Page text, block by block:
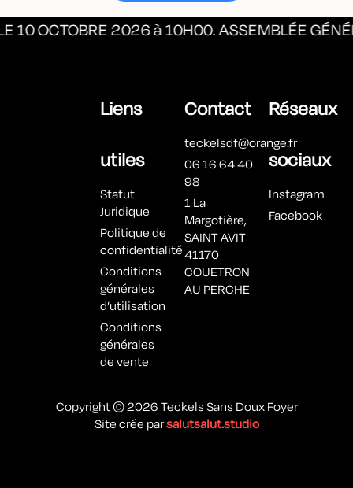
10 OCTOBRE 2026 à 10H00. ASSEMBLÉE
Liens
utiles
Statut
Juridique
Politique de
confidentialité
Conditions
générales
d’utilisation
Conditions
générales
de vente
Contact
teckelsdf@orange.fr
06 16 64 40
98
1 La
Margotière,
SAINT AVIT
41170
COUETRON
AU PERCHE
Réseaux
sociaux
Instagram
Facebook
Copyright © 2026 Teckels Sans Doux Foyer
Site crée parsalutsalut.studio